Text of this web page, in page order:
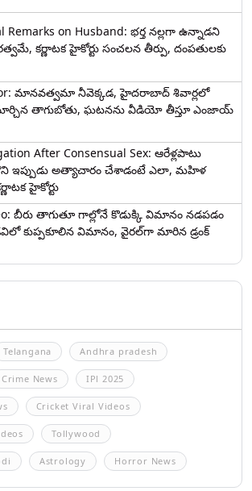
Remarks on Husband: భర్త న‌ల్ల‌గా ఉన్నాడ‌ని
కర్ణాటక హైకోర్టు సంచలన తీర్పు, దంపతులకు
మానవత్వమా నీవెక్కడ, హైదరాబాద్ శివార్లలో
తాగుబోతు, ఘటనను వీడియో తీస్తూ ఎంజాయ్
After Consensual Sex: ఆరేళ్లపాటు
ఇప్పుడు అత్యాచారం చేశాడంటే ఎలా, మహిళ
హైకోర్టు
బీరు తాగుతూ గాల్లోనే కొడుక్కి విమానం నడపడం
కుప్పకూలిన విమానం, వైరల్‌గా మారిన డ్రంక్‌
Telangana Andhra pradesh
Crime News IPl 2025
Cricket Viral Videos
Tollywood
Astrology Horror News